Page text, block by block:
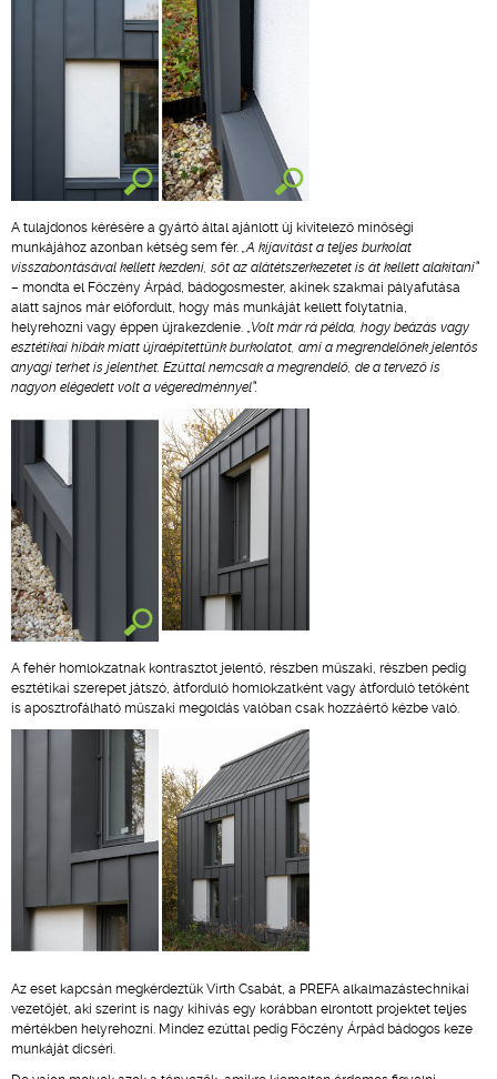
A tulajdonos kérésére a gyártó által ajánlott új kivitelező minőségi
munkájához azonban kétség sem fér. „A kijavítást a teljes burkolat
visszabontásával kellett kezdeni, sőt az alátétszerkezetet is át kellett alakítani”
– mondta el Főczény Árpád, bádogosmester, akinek szakmai pályafutása
alatt sajnos már előfordult, hogy más munkáját kellett folytatnia,
helyrehozni vagy éppen újrakezdenie. „Volt már rá példa, hogy beázás vagy
esztétikai hibák miatt újraépítettünk burkolatot, ami a megrendelőnek jelentős
anyagi terhet is jelenthet. Ezúttal nemcsak a megrendelő, de a tervező is
nagyon elégedett volt a végeredménnyel”.
A fehér homlokzatnak kontrasztot jelentő, részben műszaki, részben pedig
esztétikai szerepet játszó, átforduló homlokzatként vagy átforduló tetőként
is aposztrofálható műszaki megoldás valóban csak hozzáértő kézbe való.
Az eset kapcsán megkérdeztük Virth Csabát, a PREFA alkalmazástechnikai
vezetőjét, aki szerint is nagy kihívás egy korábban elrontott projektet teljes
mértékben helyrehozni. Mindez ezúttal pedig Főczény Árpád bádogos keze
munkáját dicséri.